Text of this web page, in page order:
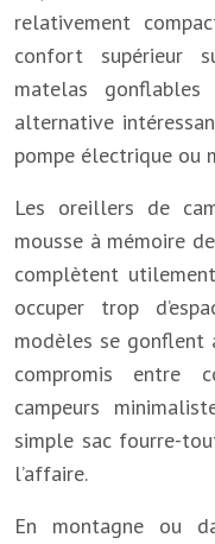
relativement
confort supérieur
matelas
alternative
pompe électrique ou
Les oreillers de
mousse à mémoire
complètent
occuper trop
modèles se gonflent
compromis entre
campeurs
simple sac fourre-
l’affaire.
En montagne ou